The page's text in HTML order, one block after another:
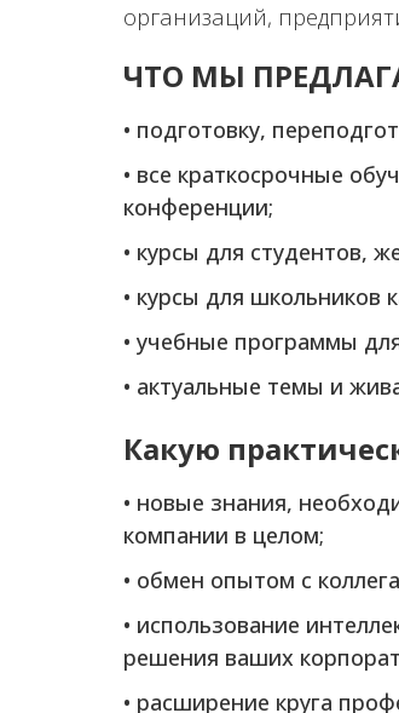
организаций,
ЧТО МЫ
• подготовку,
• все краткосрочные
конференции;
• курсы для студентов,
• курсы для школьников
• учебные программы
• актуальные темы и
Какую
• новые знания,
компании в целом;
• обмен опытом с
• использование
решения ваших
• расширение круга